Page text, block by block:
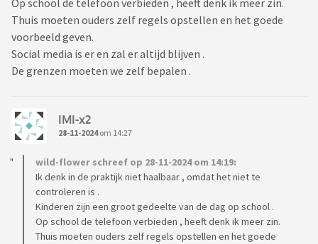
Op school de telefoon verbieden , heeft denk ik meer zin.
Thuis moeten ouders zelf regels opstellen en het goede
voorbeeld geven.
Social media is er en zal er altijd blijven .
De grenzen moeten we zelf bepalen .
IMI-x2
28-11-2024om 14:27
wild-flower schreef op 28-11-2024 om 14:19:
Ik denk in de praktijk niet haalbaar , omdat het niet te
controleren is .
Kinderen zijn een groot gedeelte van de dag op school .
Op school de telefoon verbieden , heeft denk ik meer zin.
Thuis moeten ouders zelf regels opstellen en het goede